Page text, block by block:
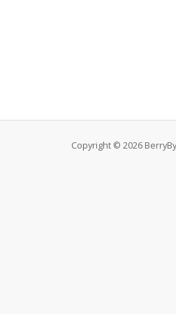
Copyright © 2026